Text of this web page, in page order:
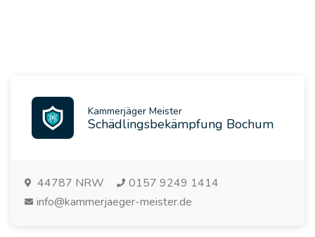
Kammerjäger Meister
Schädlingsbekämpfung Bochum
44787 NRW
0157 9249 1414
info@kammerjaeger-meister.de